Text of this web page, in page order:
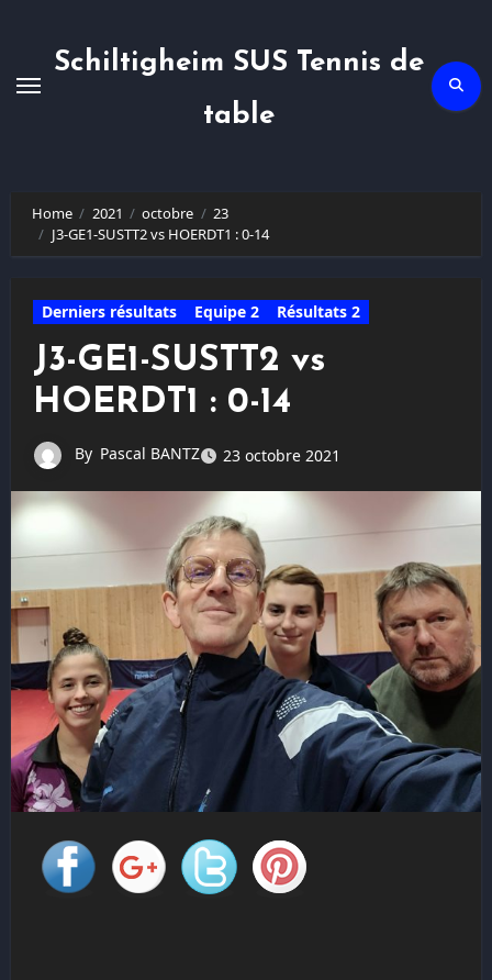
Schiltigheim SUS Tennis de
table
Home 2021 octobre
23
J3-GE1-SUSTT2 vs HOERDT1 : 0-14
Derniers résultats Equipe 2 Résultats 2
J3-GE1-SUSTT2 vs
HOERDT1 : 0-14
By Pascal BANTZ 23 octobre 2021